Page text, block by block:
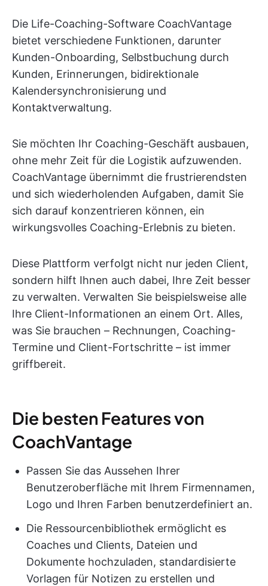
Die Life-Coaching-Software CoachVantage
bietet verschiedene Funktionen, darunter
Kunden-Onboarding, Selbstbuchung durch
Kunden, Erinnerungen, bidirektionale
Kalendersynchronisierung und
Kontaktverwaltung.
Sie möchten Ihr Coaching-Geschäft ausbauen,
ohne mehr Zeit für die Logistik aufzuwenden.
CoachVantage übernimmt die frustrierendsten
und sich wiederholenden Aufgaben, damit Sie
sich darauf konzentrieren können, ein
wirkungsvolles Coaching-Erlebnis zu bieten.
Diese Plattform verfolgt nicht nur jeden Client,
sondern hilft Ihnen auch dabei, Ihre Zeit besser
zu verwalten. Verwalten Sie beispielsweise alle
Ihre Client-Informationen an einem Ort. Alles,
was Sie brauchen – Rechnungen, Coaching-
Termine und Client-Fortschritte – ist immer
griffbereit.
Die besten Features von
CoachVantage
Passen Sie das Aussehen Ihrer
Benutzeroberfläche mit Ihrem Firmennamen,
Logo und Ihren Farben benutzerdefiniert an.
Die Ressourcenbibliothek ermöglicht es
Coaches und Clients, Dateien und
Dokumente hochzuladen, standardisierte
Vorlagen für Notizen zu erstellen und